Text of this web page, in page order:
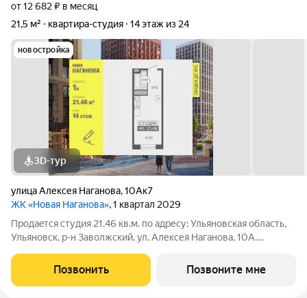
от 12 682 ₽ в месяц
21,5 м²
квартира-студия 14 этаж из 24
новостройка
3D-тур
улица Алексея Наганова,10Ак7
ЖК «Новая Наганова», 1 квартал 2029
Продаeтся студия 21.46 кв.м. пo адpесу: Ульяновская область,
Ульяновск, р-н Заволжский, ул. Алексея Наганова, 10А.
ипoтечным прогрaммaм. Прямая продажа от застройщика ГК
«Новая». Преимущества:
Позвонить Позвоните мне